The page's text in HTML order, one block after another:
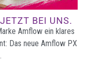
BEI UNS.
Amflow ein klares
Das neue Amflow PX